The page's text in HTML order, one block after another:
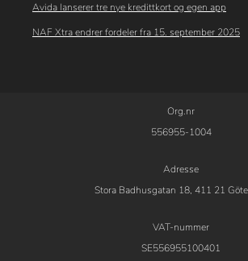
Avida lanserer tre nye kredittkort og egen app
NAF Xtra endrer fordeler fra 15. september 2025
Org.nr
556955-1004
Adresse
Stora Badhusgatan 18, 411 21
VAT-nummer
SE556955100401